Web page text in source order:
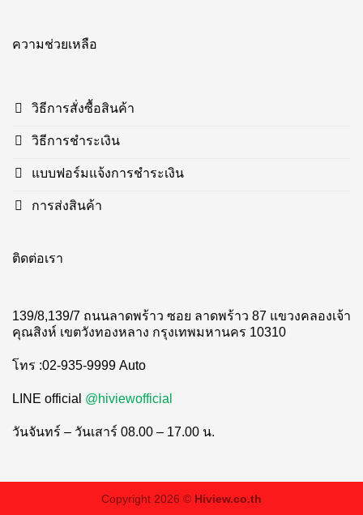
ความช่วยเหลือ
วิธีการสั่งซื้อสินค้า
วิธีการชำระเงิน
แบบฟอร์มแจ้งการชำระเงิน
การส่งสินค้า
ติดต่อเรา
139/8,139/7 ถนนลาดพร้าว ซอย ลาดพร้าว 87 แขวงคลองเจ้า
คุณสิงห์ เขตวังทองหลาง กรุงเทพมหานคร 10310
โทร :02-935-9999 Auto
LINE official @hiviewofficial
วันจันทร์ – วันเสาร์ 08.00 – 17.00 น.
Copyright 2026 © Hiview.co.th